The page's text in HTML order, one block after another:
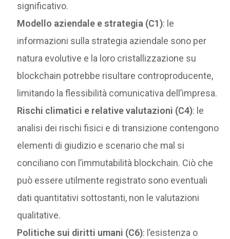
significativo.
Modello aziendale e strategia (C1): le
informazioni sulla strategia aziendale sono per
natura evolutive e la loro cristallizzazione su
blockchain potrebbe risultare controproducente,
limitando la flessibilità comunicativa dell’impresa.
Rischi climatici e relative valutazioni (C4): le
analisi dei rischi fisici e di transizione contengono
elementi di giudizio e scenario che mal si
conciliano con l’immutabilità blockchain. Ciò che
può essere utilmente registrato sono eventuali
dati quantitativi sottostanti, non le valutazioni
qualitative.
Politiche sui diritti umani (C6): l’esistenza o